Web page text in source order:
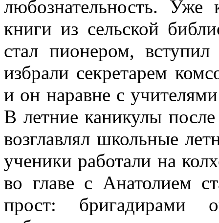
любознательность.
книги из сельской
стал пионером,
избрали секретарем
и он наравне с учителями
В летние каникулы
возглавлял школьные
ученики работали на
во главе с Анатолием
прост: бригадирами